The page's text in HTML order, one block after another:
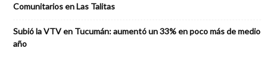
Comunitarios en Las Talitas
Subió la VTV en Tucumán: aumentó un 33% en poco más de medio
año